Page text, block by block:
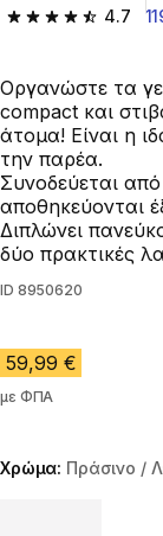
4.7
4.7 out of 5 stars
Οργανώστε τα
compact και
άτομα! Είναι η
την παρέα.
Συνοδεύεται
αποθηκεύονται
Διπλώνει
δύο πρακτικές
ID 8950620
59,99 €
με ΦΠΑ
Χρώμα: Πράσινο /